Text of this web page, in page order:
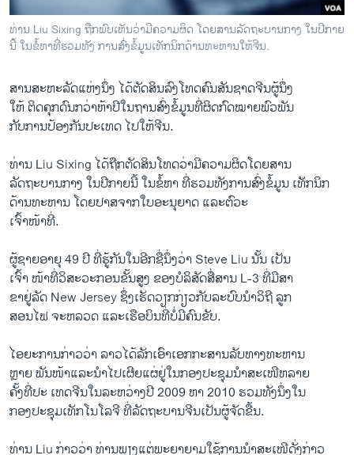
ພາສາອັງກິດ
ວີດີໂອ
ລາຍການກະຈາຍສຽງ
ລາຍງານ
ຕິດຕາມພວກເຮົາ ທີ່
ພາສາຕ່າງໆ
ທ່ານ Liu Sixing ​ຖືກ​ພົບເຫັນວ່າມີຄວາມຜິດ ​​ໂດຍສານ​ລັດ​ຖະ​ບານ​ກາງ ​ໃນປີ​ກາຍ​
ນີ້ ​ໃນ​ຂໍ້​ຫາທີ່​ຮວມ​ທັງ ​ການ​ສົ່ງຂໍ້​ມູນເທັກນິກດ້ານ​ທະຫານ​ໃຫ້ຈີນ.
ສານສະຫະລັດ​ແຫ່ງ​ນຶ່ງ ​ໄດ້​ຕັດສິນ​ລົງໂທດຄົນສັນຊາດ​ຈີນ​ຜູ້​ນຶ່ງ ​
ໃຫ້ ຕິດ​ຄຸກ​ດົນ​ກວ່າຫ້າ​ປີໃນ​ຖານສົ່ງ​ຂໍ້​ມູນທີ່​ຜິດ​ກົດໝາຍພົວພັນ
​ກັບການ​ປ້ອງ​ກັນ​ປະ​ເທດ ​ໄປ​ໃຫ້​ຈີນ.
ທ່ານ Liu Sixing ​ໄດ້ຖືກ​ຕັດສິນໂທດວ່າມີຄວາມຜິດໂດຍສານ
​ລັດ​ຖະ​ບານ​ກາງ ​ໃນປີ​ກາຍ​ນີ້ ​ໃນ​ຂໍ້​ຫາ ທີ່​ຮວມ​ທັງ​ການ​ສົ່ງຂໍ້​ມູນ ເທັກນິກ
ດ້ານ​ທະຫານ​ ໂດຍປາສຈາກ​ໃບ​ອະນຸຍາດ ​ແລະ​ຕົວະ
ເຈົ້າ​ໜ້າ​ທີ່.
ຜູ້​ຊາຍ​ອາຍຸ 49 ປີ ທີ່​ຮູ້​ກັນ​ໃນ​ອີກ​ຊື່​ນຶ່ງວ່າ Steve Liu ນັ້ນ ​ເປັນ​
ເຈົ້າ ໜ້າ​ທີ່ວິ​ສະວະ​ກອນຂັ້ນສູງ ຂອງບໍລິສັດສື່ສານ L-3 ທີ່ມີ​ສາ
ຂາ​ຢູ່​ລັດ New Jersey ​ຊຶ່ງ​ເຮັດ​ວຽກ​ກ່ຽວ​ກັບ​ລະບົບ​ນໍາ​ວິຖີ ລູກ​
ສອນ​ໄຟ ຈະ​ຫລວດ ​ແລະເຮືອບິນ​ທີ່​ບໍ່​ມີ​ຄົນ​ຂັບ.
​ໄອ​ຍະ​ການກ່າວ​ວ່າ ລາວ​ໄດ້​ລັກ​ເອົາເອກ​ກະສາ​ນລັບທາງ​ທະຫານ
​ຫຼາຍ ພັນ​ໜ້າແລະນຳໄປເຜີຍ​ແຜ່​ຢູ່​ໃນ​ກອງ​ປະຊຸມນຳ​ສະ​ເໜີຫລາຍ
​ຄັ້​ງທີ່​ປະ ​ເທດ​ຈີນ​ໃນລະຫວ່າງ​ປີ 2009 ​ຫາ 2010 ຮວມ​ທັງ​ນຶ່ງໃນ
ກອງ​ປະຊຸມ​ເທັກ​ໂນ​ໂລ​ຈີ ທີ່ລັດຖະບານ​ຈີນ​ເປັນ​ຜູ້ຈັດ​ຂື້ນ​.
ທ່ານ Liu ກ່າວ​ວ່າ ທ່ານພຽງ​ແຕ່ພະຍາຍາມໃຊ້​ການ​ນຳສະ​ເໜີດັ່ງກ່າວ ​